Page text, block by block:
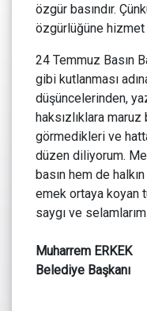
özgür basındır.
özgürlüğüne
24 Temmuz Basın
gibi kutlanması
düşüncelerinden,
haksızlıklara maruz
görmedikleri ve
düzen diliyorum.
basın hem de
emek ortaya koyan
saygı ve
Muharrem ERKEK
Belediye Başkanı